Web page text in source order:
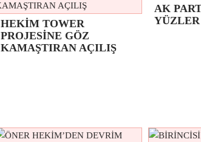
HEKİM TOWER
PROJESİNE GÖZ
KAMAŞTIRAN AÇILIŞ
AK
YÜZLER